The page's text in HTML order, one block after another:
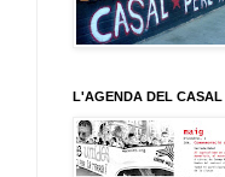
L'AGENDA DEL CASAL